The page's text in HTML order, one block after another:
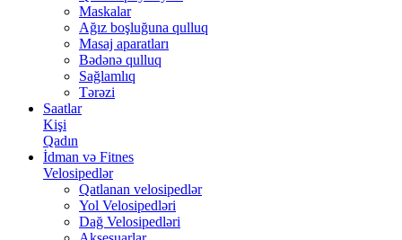
Maskalar
Ağız boşluğuna qulluq
Masaj aparatları
Bədənə qulluq
Sağlamlıq
Tərəzi
Saatlar
Kişi
Qadın
İdman və Fitnes
Velosipedlər
Qatlanan velosipedlər
Yol Velosipedləri
Dağ Velosipedləri